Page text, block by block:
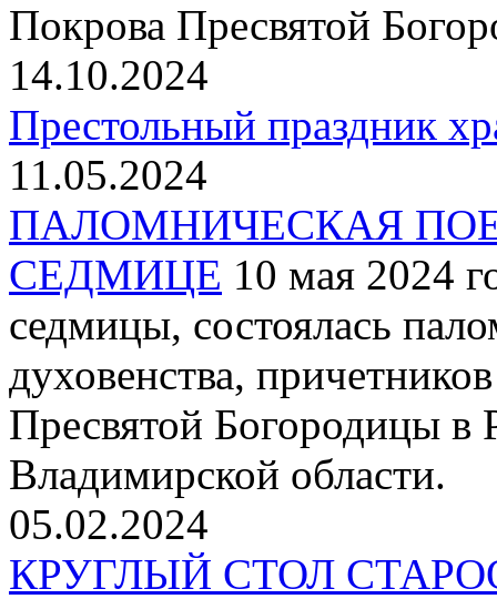
Покрова Пресвятой
14.10.2024
Престольный праздник
11.05.2024
ПАЛОМНИЧЕСКАЯ
СЕДМИЦЕ 10 мая 2024
седмицы, состоялась
духовенства,
Пресвятой Богородицы в
Владимирской области.
05.02.2024
КРУГЛЫЙ СТОЛ